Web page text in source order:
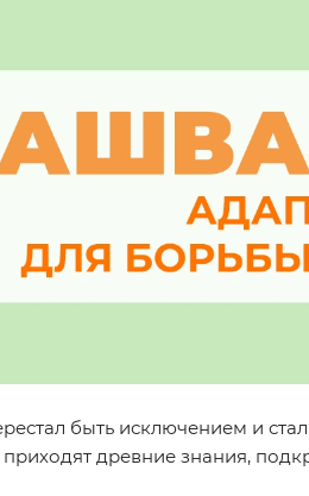
быть исключением и
древние знания,